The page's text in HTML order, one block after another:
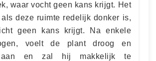
waar vocht geen kans krijgt. Het
deze ruimte redelijk donker is,
geen kans krijgt. Na enkele
voelt de plant droog en
aan en zal hij makkelijk te